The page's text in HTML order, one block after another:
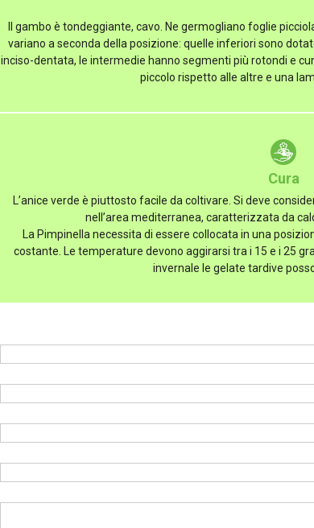
Il gambo è tondeggiante, cavo. Ne germogliano foglie
variano a seconda della posizione: quelle inferiori sono
inciso-dentata, le intermedie hanno segmenti più rotondi e
piccolo rispetto alle altre e una
Cura
L’anice verde è piuttosto facile da coltivare. Si deve
nell’area mediterranea, caratterizzata da
La Pimpinella necessita di essere collocata in una
costante. Le temperature devono aggirarsi tra i 15 e i 25
invernale le gelate tardive